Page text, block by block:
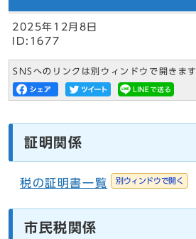
2025年12月8日
ID:1677
SNSへのリンクは別ウィンドウで開きます
証明関係
税の証明書一覧 別ウィンドウで開く
市民税関係